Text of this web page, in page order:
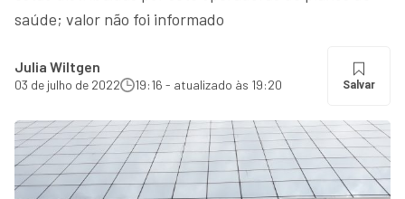
saúde; valor não foi informado
Julia Wiltgen
03 de julho de 2022 19:16 - atualizado às 19:20 Salvar